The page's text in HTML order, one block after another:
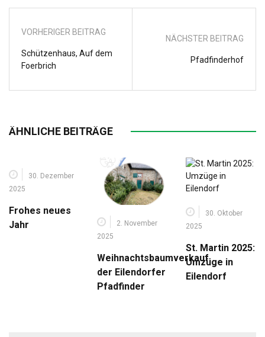
VORHERIGER BEITRAG
Schützenhaus, Auf dem
Foerbrich
NÄCHSTER BEITRAG
Pfadfinderhof
ÄHNLICHE BEITRÄGE
30. Dezember
2025
Frohes neues
Jahr
2. November
2025
Weihnachtsbaumverkauf
der Eilendorfer
Pfadfinder
30. Oktober
2025
St. Martin 2025:
Umzüge in
Eilendorf